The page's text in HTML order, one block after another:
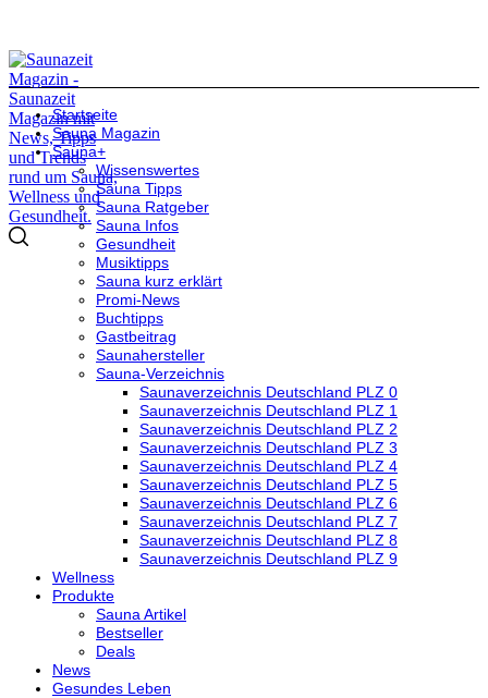
Startseite
Sauna Magazin
Sauna+
Wissenswertes
Sauna Tipps
Sauna Ratgeber
Sauna Infos
Gesundheit
Musiktipps
Sauna kurz erklärt
Promi-News
Buchtipps
Gastbeitrag
Saunahersteller
Sauna-Verzeichnis
Saunaverzeichnis Deutschland PLZ 0
Saunaverzeichnis Deutschland PLZ 1
Saunaverzeichnis Deutschland PLZ 2
Saunaverzeichnis Deutschland PLZ 3
Saunaverzeichnis Deutschland PLZ 4
Saunaverzeichnis Deutschland PLZ 5
Saunaverzeichnis Deutschland PLZ 6
Saunaverzeichnis Deutschland PLZ 7
Saunaverzeichnis Deutschland PLZ 8
Saunaverzeichnis Deutschland PLZ 9
Wellness
Produkte
Sauna Artikel
Bestseller
Deals
News
Gesundes Leben